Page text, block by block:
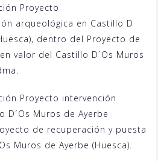
Proyecto
arqueológica en Castillo D
dentro del Proyecto de
valor del Castillo D´Os Muros
Proyecto intervención
D´Os Muros de Ayerbe
de recuperación y puesta
Muros de Ayerbe (Huesca).